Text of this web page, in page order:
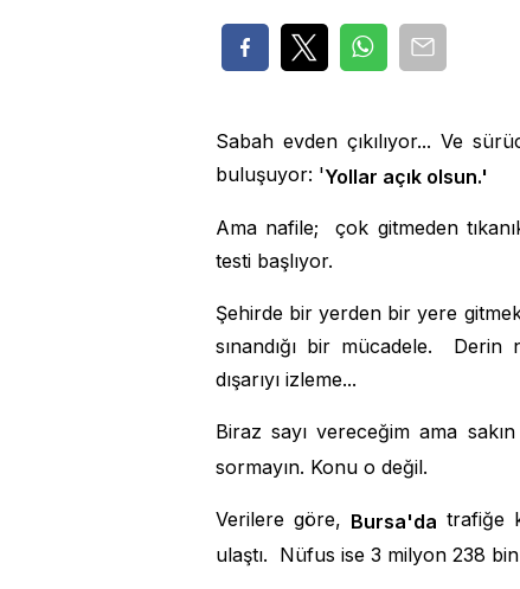
Sabah evden çıkılıyor... Ve
buluşuyor: 'Yollar açık olsun.'
Ama nafile; çok gitmeden
testi başlıyor.
Şehirde bir yerden bir yere
sınandığı bir mücadele. Derin
dışarıyı izleme...
Biraz sayı vereceğim ama sakın
sormayın. Konu o değil.
Verilere göre, Bursa'da trafiğe
ulaştı. Nüfus ise 3 milyon 238